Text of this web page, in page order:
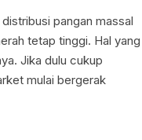
pangan massal
tetap tinggi. Hal yang
Jika dulu cukup
mulai bergerak